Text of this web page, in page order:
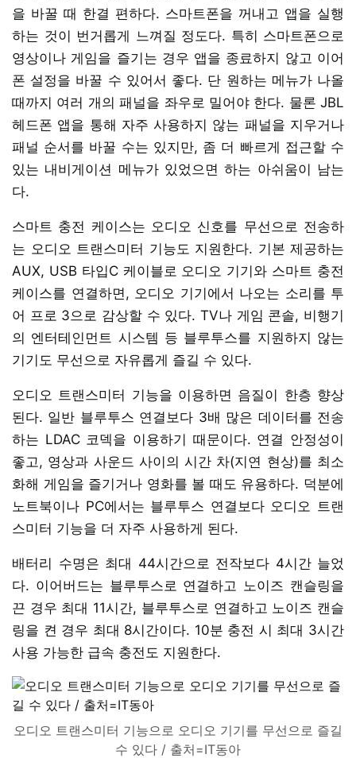
을 바꿀 때 한결 편하다. 스마트폰을 꺼내고 앱을 실행
하는 것이 번거롭게 느껴질 정도다. 특히 스마트폰으로
영상이나 게임을 즐기는 경우 앱을 종료하지 않고 이어
폰 설정을 바꿀 수 있어서 좋다. 단 원하는 메뉴가 나올
때까지 여러 개의 패널을 좌우로 밀어야 한다. 물론 JBL
헤드폰 앱을 통해 자주 사용하지 않는 패널을 지우거나
패널 순서를 바꿀 수는 있지만, 좀 더 빠르게 접근할 수
있는 내비게이션 메뉴가 있었으면 하는 아쉬움이 남는
다.
스마트 충전 케이스는 오디오 신호를 무선으로 전송하
는 오디오 트랜스미터 기능도 지원한다. 기본 제공하는
AUX, USB 타입C 케이블로 오디오 기기와 스마트 충전
케이스를 연결하면, 오디오 기기에서 나오는 소리를 투
어 프로 3으로 감상할 수 있다. TV나 게임 콘솔, 비행기
의 엔터테인먼트 시스템 등 블루투스를 지원하지 않는
기기도 무선으로 자유롭게 즐길 수 있다.
오디오 트랜스미터 기능을 이용하면 음질이 한층 향상
된다. 일반 블루투스 연결보다 3배 많은 데이터를 전송
하는 LDAC 코덱을 이용하기 때문이다. 연결 안정성이
좋고, 영상과 사운드 사이의 시간 차(지연 현상)를 최소
화해 게임을 즐기거나 영화를 볼 때도 유용하다. 덕분에
노트북이나 PC에서는 블루투스 연결보다 오디오 트랜
스미터 기능을 더 자주 사용하게 된다.
배터리 수명은 최대 44시간으로 전작보다 4시간 늘었
다. 이어버드는 블루투스로 연결하고 노이즈 캔슬링을
끈 경우 최대 11시간, 블루투스로 연결하고 노이즈 캔슬
링을 켠 경우 최대 8시간이다. 10분 충전 시 최대 3시간
사용 가능한 급속 충전도 지원한다.
오디오 트랜스미터 기능으로 오디오 기기를 무선으로 즐길
수 있다 / 출처=IT동아